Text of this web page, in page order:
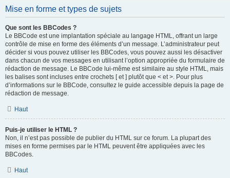
Mise en forme et types de sujets
Que sont les BBCodes ?
Le BBCode est une implantation spéciale au langage HTML, offrant un large
contrôle de mise en forme des éléments d’un message. L’administrateur peut
décider si vous pouvez utiliser les BBCodes, vous pouvez aussi les désactiver
dans chacun de vos messages en utilisant l’option appropriée du formulaire de
rédaction de message. Le BBCode lui-même est similaire au style HTML, mais
les balises sont incluses entre crochets [ et ] plutôt que < et >. Pour plus
d’informations sur le BBCode, consultez le guide accessible depuis la page de
rédaction de message.
Haut
Puis-je utiliser le HTML ?
Non, il n’est pas possible de publier du HTML sur ce forum. La plupart des
mises en forme permises par le HTML peuvent être appliquées avec les
BBCodes.
Haut